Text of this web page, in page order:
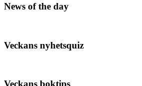
News of the day
Veckans nyhetsquiz
Veckans boktips